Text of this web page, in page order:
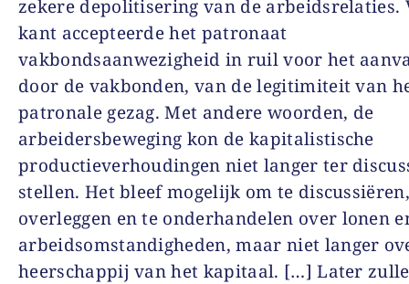
zekere depolitisering van de arbeidsrelaties.
kant accepteerde het patronaat
vakbondsaanwezigheid in ruil voor het
door de vakbonden, van de legitimiteit van
patronale gezag. Met andere woorden, de
arbeidersbeweging kon de kapitalistische
productieverhoudingen niet langer ter
stellen. Het bleef mogelijk om te
overleggen en te onderhandelen over lonen
arbeidsomstandigheden, maar niet langer
heerschappij van het kapitaal. […] Later